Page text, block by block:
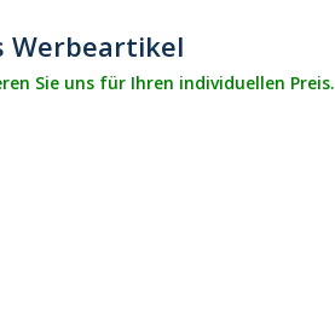
Werbeartikel
Sie uns für Ihren individuellen Preis.